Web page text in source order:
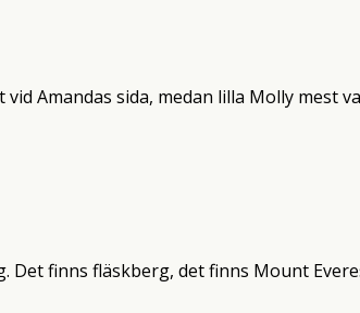
Amandas sida, medan lilla Molly mest
Det finns fläskberg, det finns Mount